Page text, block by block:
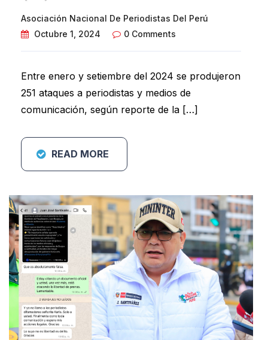
Asociación Nacional De Periodistas Del Perú
Octubre 1, 2024
0 Comments
Entre enero y setiembre del 2024 se produjeron
251 ataques a periodistas y medios de
comunicación, según reporte de la […]
READ MORE